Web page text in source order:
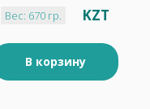
Вес: 670 гр. KZT
В корзину